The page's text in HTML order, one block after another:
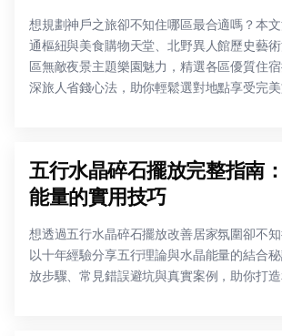
想規劃神戶之旅卻不知住哪區最合適嗎？本
通樞紐與美食購物天堂、北野異人館歷史藝
區無敵夜景主題樂園魅力，精選各區優質住
深旅人省錢心法，助你輕鬆選對地點享受完美
五行水晶碎石擺放完整指南
能量的實用技巧
想透過五行水晶碎石擺放改善居家氛圍卻不
以十年經驗分享五行理論與水晶能量的結合
放步驟、常見錯誤避坑與真實案例，助你打造